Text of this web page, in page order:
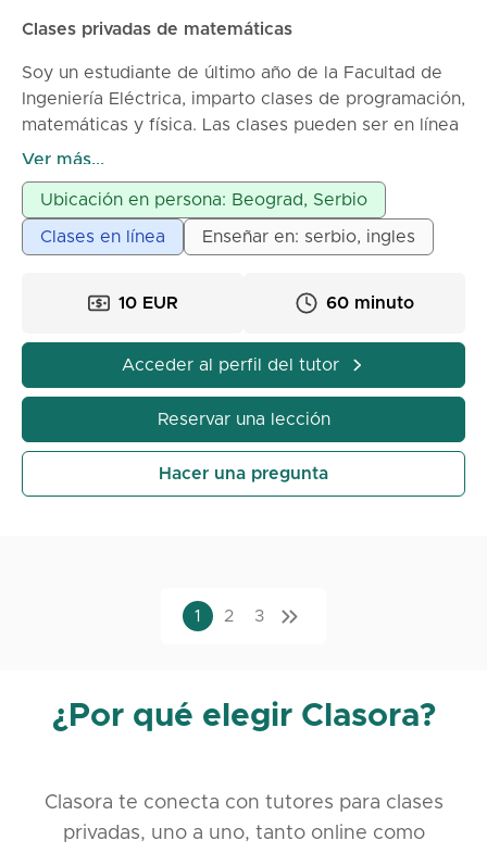
Clases privadas de matemáticas
Soy un estudiante de último año de la Facultad de
Ingeniería Eléctrica, imparto clases de programación,
matemáticas y física. Las clases pueden ser en línea
o en persona, dependiendo del acuerdo.
Ver más...
Ubicación en persona: Beograd, Serbio
Clases en línea Enseñar en: serbio, ingles
10 EUR 60 minuto
Acceder al perfil del tutor
Reservar una lección
Hacer una pregunta
1 2 3
¿Por qué elegir Clasora?
Clasora te conecta con tutores para clases
privadas, uno a uno, tanto online como